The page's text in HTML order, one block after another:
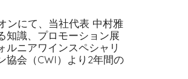
にて、当社代表 中村雅
知識、プロモーション展
ルニアワインスペシャリ
協会（CWI）より2年間の